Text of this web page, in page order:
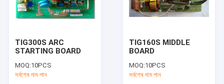
TIG300S ARC
STARTING BOARD
MOQ:10PCS
সর্বশেষ দাম পান
TIG160S MIDDLE
BOARD
MOQ:10PCS
সর্বশেষ দাম পান